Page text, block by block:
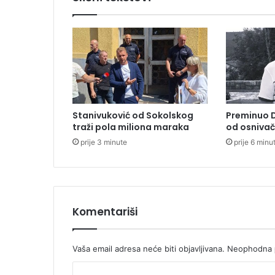
v
e
n
s
t
v
o
u
k
a
j
k
k
n
u
Stanivuković od Sokolskog
traži pola miliona maraka
prije 3 minute
Preminuo
od
prije 6
Komentariši
Vaša email adresa neće biti objavljivana. Neophodna